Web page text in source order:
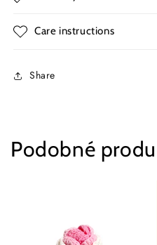
Care instructions
Share
Podobné